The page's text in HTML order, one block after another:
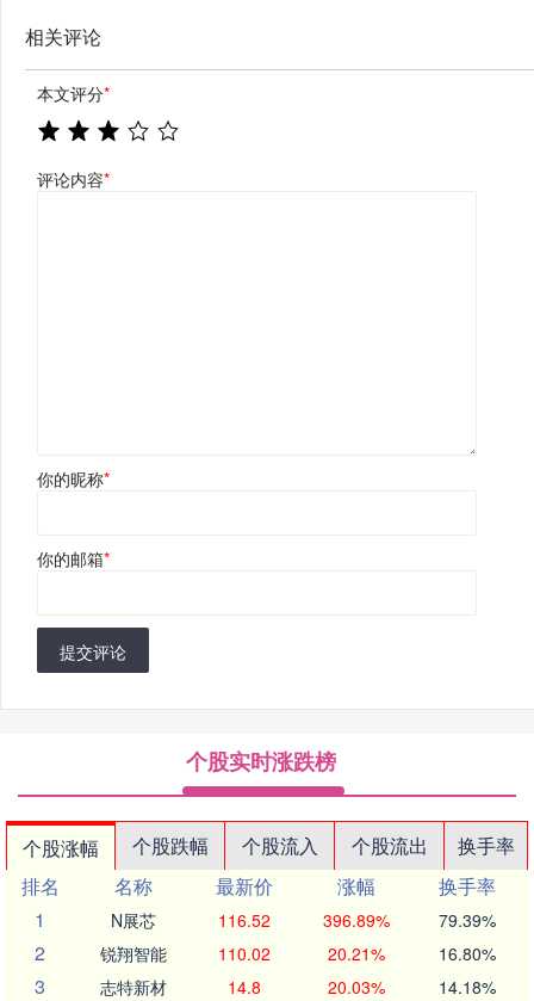
相关评论
本文评分*
评论内容*
你的昵称*
你的邮箱*
提交评论
个股实时涨跌榜
个股涨幅 个股跌幅 个股流入 个股流出
换手率
排名
名称 最新价 涨幅
换手率
1
N展芯 116.52 396.89% 79.39%
2 锐翔智能 110.02 20.21% 16.80%
3 志特新材 14.8 20.03% 14.18%